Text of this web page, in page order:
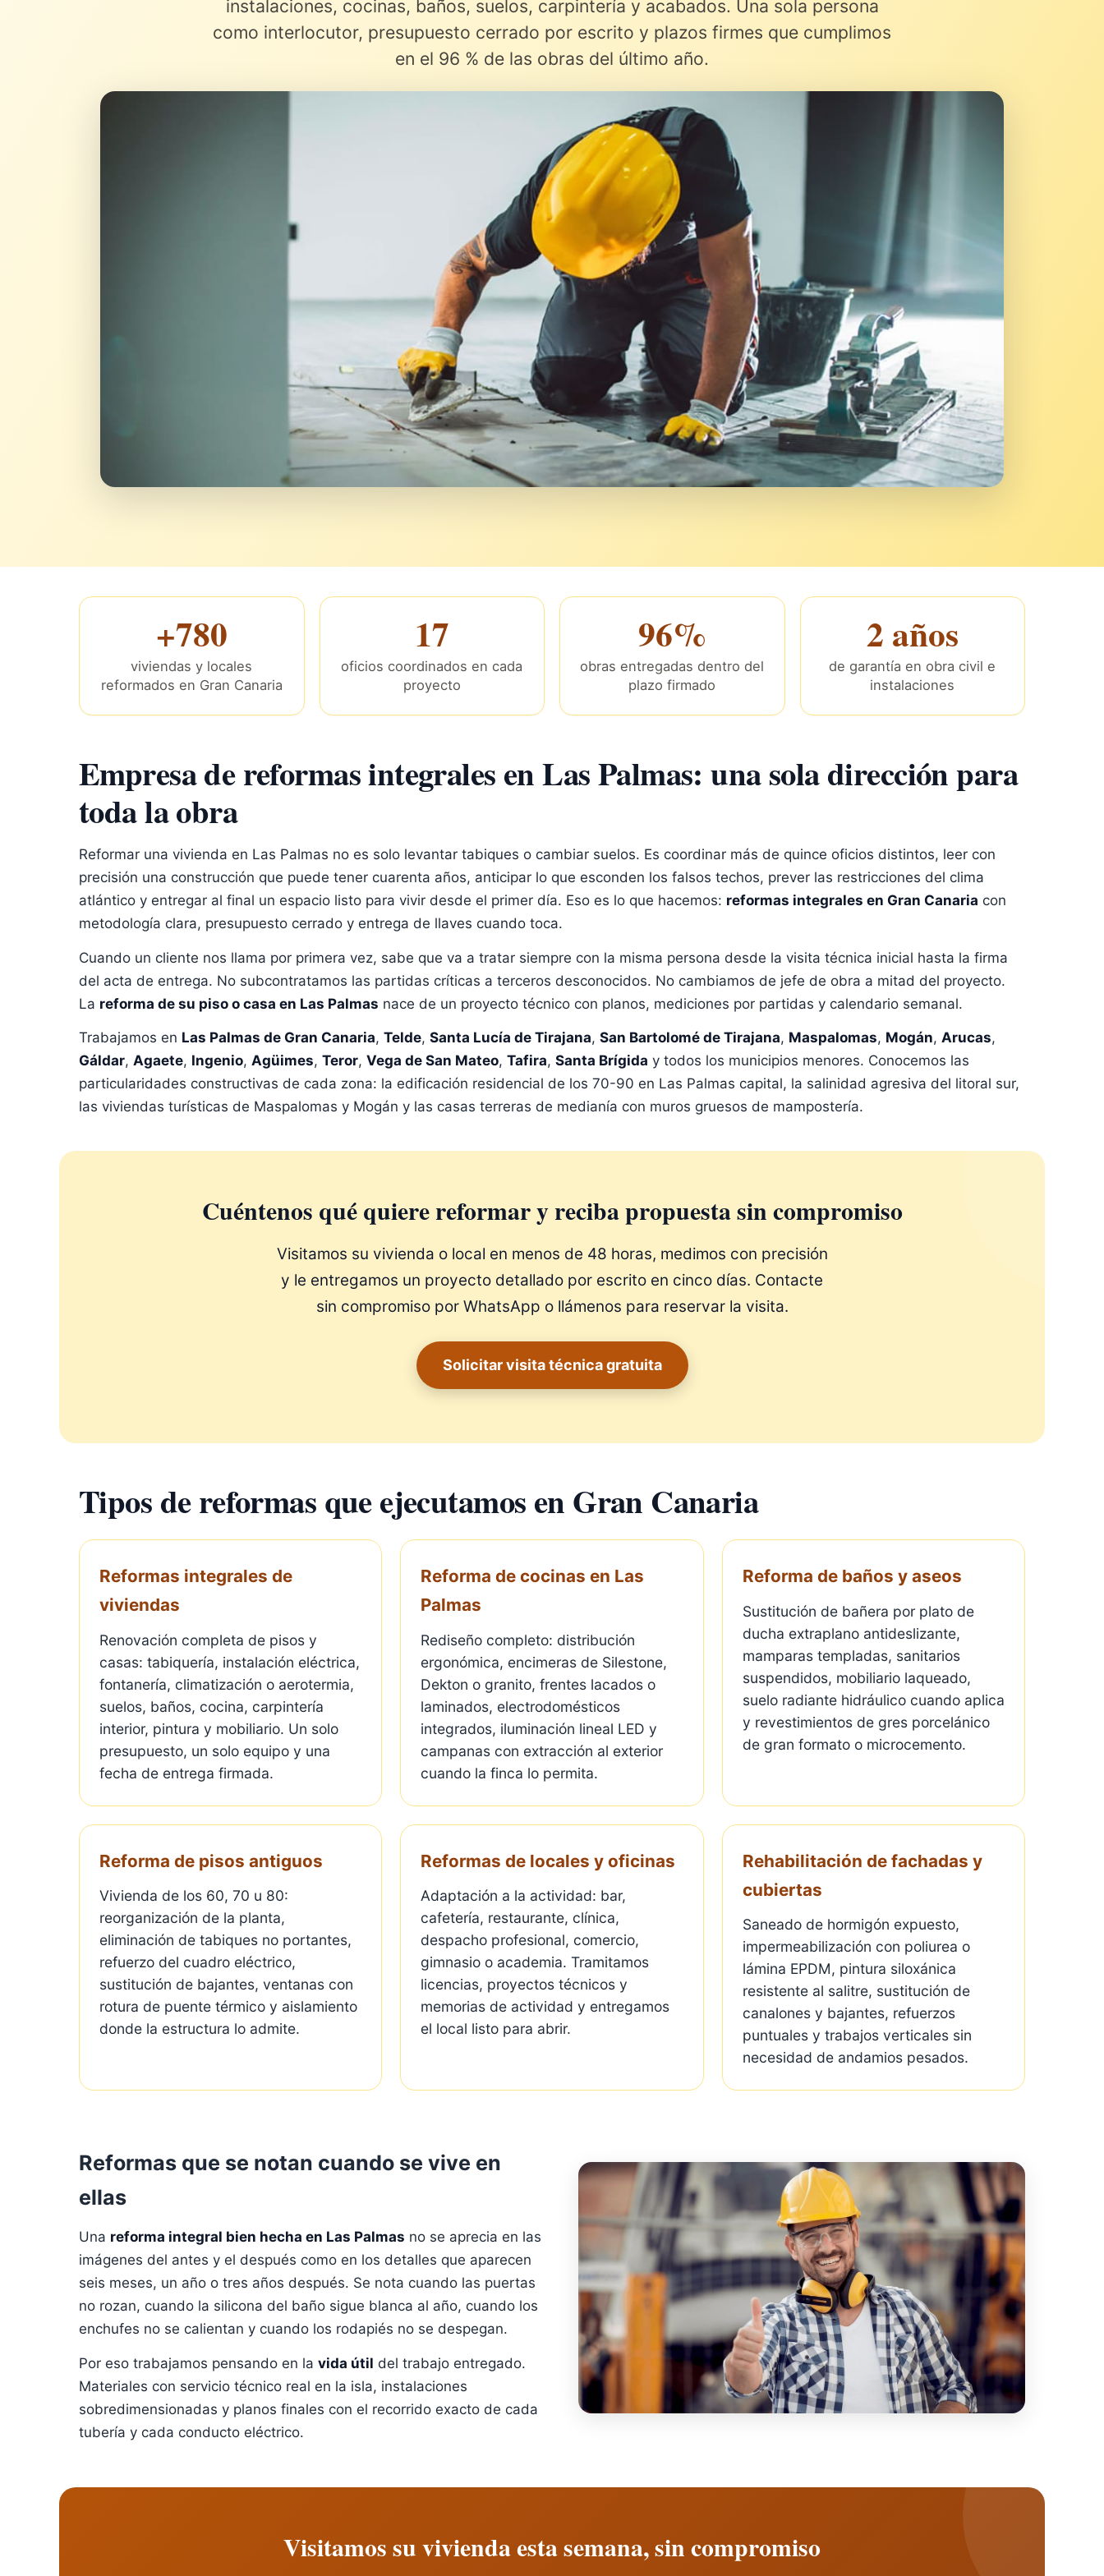
instalaciones, cocinas, baños, suelos, carpintería y acabados. Una sola persona
como interlocutor, presupuesto cerrado por escrito y plazos firmes que cumplimos
en el 96 % de las obras del último año.
+780
viviendas y locales
reformados en Gran Canaria
17
oficios coordinados en cada
proyecto
96%
obras entregadas dentro del
plazo firmado
2 años
de garantía en obra civil e
instalaciones
Empresa de reformas integrales en Las Palmas: una sola dirección para
toda la obra
Reformar una vivienda en Las Palmas no es solo levantar tabiques o cambiar suelos. Es coordinar más de quince oficios distintos, leer con
precisión una construcción que puede tener cuarenta años, anticipar lo que esconden los falsos techos, prever las restricciones del clima
atlántico y entregar al final un espacio listo para vivir desde el primer día. Eso es lo que hacemos:reformas integrales en Gran Canariacon
metodología clara, presupuesto cerrado y entrega de llaves cuando toca.
Cuando un cliente nos llama por primera vez, sabe que va a tratar siempre con la misma persona desde la visita técnica inicial hasta la firma
del acta de entrega. No subcontratamos las partidas críticas a terceros desconocidos. No cambiamos de jefe de obra a mitad del proyecto.
Lareforma de su piso o casa en Las Palmasnace de un proyecto técnico con planos, mediciones por partidas y calendario semanal.
Trabajamos enLas Palmas de Gran Canaria,Telde,Santa Lucía de Tirajana,San Bartolomé de Tirajana,Maspalomas,Mogán,Arucas,
Gáldar,Agaete,Ingenio,Agüimes,Teror,Vega de San Mateo,Tafira,Santa Brígiday todos los municipios menores. Conocemos las
particularidades constructivas de cada zona: la edificación residencial de los 70-90 en Las Palmas capital, la salinidad agresiva del litoral sur,
las viviendas turísticas de Maspalomas y Mogán y las casas terreras de medianía con muros gruesos de mampostería.
Cuéntenos qué quiere reformar y reciba propuesta sin compromiso
Visitamos su vivienda o local en menos de 48 horas, medimos con precisión
y le entregamos un proyecto detallado por escrito en cinco días. Contacte
sin compromiso por WhatsApp o llámenos para reservar la visita.
Solicitar visita técnica gratuita
Tipos de reformas que ejecutamos en Gran Canaria
Reformas integrales de
viviendas
Renovación completa de pisos y
casas: tabiquería, instalación eléctrica,
fontanería, climatización o aerotermia,
suelos, baños, cocina, carpintería
interior, pintura y mobiliario. Un solo
presupuesto, un solo equipo y una
fecha de entrega firmada.
Reforma de cocinas en Las
Palmas
Rediseño completo: distribución
ergonómica, encimeras de Silestone,
Dekton o granito, frentes lacados o
laminados, electrodomésticos
integrados, iluminación lineal LED y
campanas con extracción al exterior
cuando la finca lo permita.
Reforma de baños y aseos
Sustitución de bañera por plato de
ducha extraplano antideslizante,
mamparas templadas, sanitarios
suspendidos, mobiliario laqueado,
suelo radiante hidráulico cuando aplica
y revestimientos de gres porcelánico
de gran formato o microcemento.
Reforma de pisos antiguos
Vivienda de los 60, 70 u 80:
reorganización de la planta,
eliminación de tabiques no portantes,
refuerzo del cuadro eléctrico,
sustitución de bajantes, ventanas con
rotura de puente térmico y aislamiento
donde la estructura lo admite.
Reformas de locales y oficinas
Adaptación a la actividad: bar,
cafetería, restaurante, clínica,
despacho profesional, comercio,
gimnasio o academia. Tramitamos
licencias, proyectos técnicos y
memorias de actividad y entregamos
el local listo para abrir.
Rehabilitación de fachadas y
cubiertas
Saneado de hormigón expuesto,
impermeabilización con poliurea o
lámina EPDM, pintura siloxánica
resistente al salitre, sustitución de
canalones y bajantes, refuerzos
puntuales y trabajos verticales sin
necesidad de andamios pesados.
Reformas que se notan cuando se vive en
ellas
Unareforma integral bien hecha en Las Palmasno se aprecia en las
imágenes del antes y el después como en los detalles que aparecen
seis meses, un año o tres años después. Se nota cuando las puertas
no rozan, cuando la silicona del baño sigue blanca al año, cuando los
enchufes no se calientan y cuando los rodapiés no se despegan.
Por eso trabajamos pensando en lavida útildel trabajo entregado.
Materiales con servicio técnico real en la isla, instalaciones
sobredimensionadas y planos finales con el recorrido exacto de cada
tubería y cada conducto eléctrico.
Visitamos su vivienda esta semana, sin compromiso
PIDE CITA AHORA
¡Oferta válida por tiempo limitado!
☝CLIC PARA LLAMAR☝
WHATSAPP